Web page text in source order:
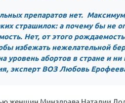
препаратов нет.
страшилок: а почему бы не
Нет, от этого
избежать нежелательной
уровень абортов в стране и ни
эксперт ВОЗ Любовь